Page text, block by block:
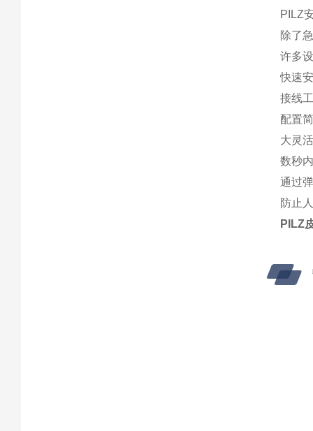
PILZ
除了
许多
快速
接线
配置
大灵
数秒
通过
防止
PILZ